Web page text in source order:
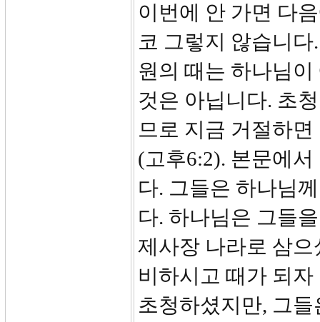
이번에 안 가면 다
코 그렇지 않습니
원의 때는 하나님
것은 아닙니다. 초
므로 지금 거절하
(고후6:2). 본문에
다. 그들은 하나님
다. 하나님은 그들
제사장 나라로 삼
비하시고 때가 되
초청하셨지만, 그